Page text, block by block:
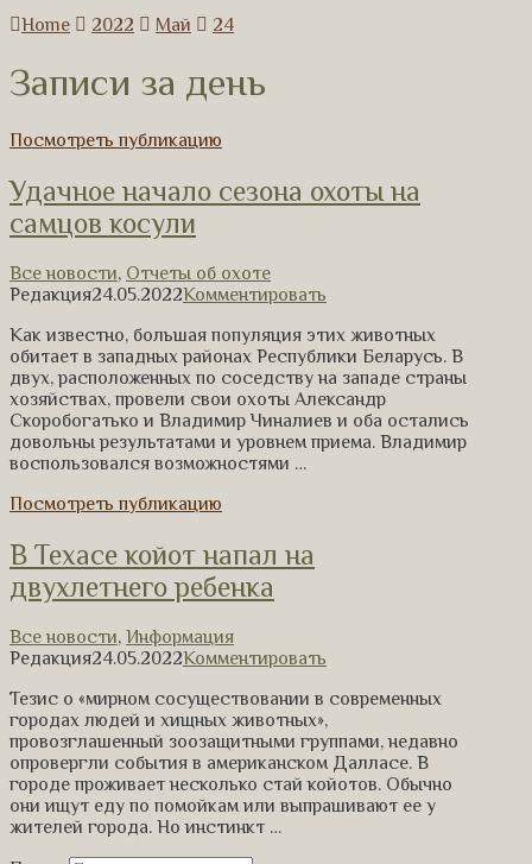
Home
2022 Май 24
Записи за день
Посмотреть публикацию
Удачное начало сезона охоты на
самцов косули
Все новости, Отчеты об охоте
Редакция24.05.2022Комментировать
Как известно, большая популяция этих животных
обитает в западных районах Республики Беларусь. В
двух, расположенных по соседству на западе страны
хозяйствах, провели свои охоты Александр
Скоробогатько и Владимир Чиналиев и оба остались
довольны результатами и уровнем приема. Владимир
воспользовался возможностями …
Посмотреть публикацию
В Техасе койот напал на
двухлетнего ребенка
Все новости, Информация
Редакция24.05.2022Комментировать
Тезис о «мирном сосуществовании в современных
городах людей и хищных животных»,
провозглашенный зоозащитными группами, недавно
опровергли события в американском Далласе. В
городе проживает несколько стай койотов. Обычно
они ищут еду по помойкам или выпрашивают ее у
жителей города. Но инстинкт …